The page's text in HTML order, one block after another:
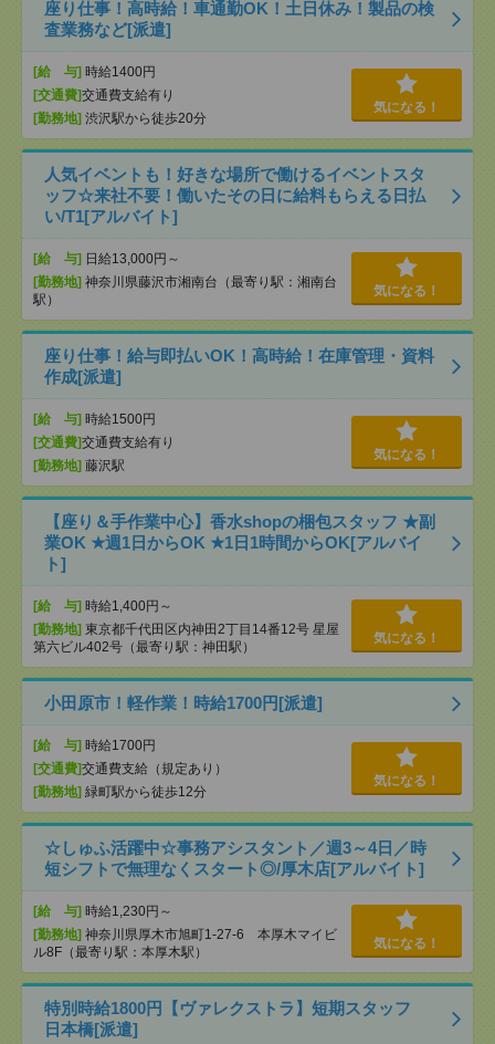
座り仕事！高時給！車通勤OK！土日休み！製品の検
査業務など[派遣]
[給 与] 時給1400円
[交通費]交通費支給有り
[勤務地] 渋沢駅から徒歩20分
気になる！
人気イベントも！好きな場所で働けるイベントスタ
ッフ☆来社不要！働いたその日に給料もらえる日払
い/T1[アルバイト]
[給 与] 日給13,000円～
[勤務地] 神奈川県藤沢市湘南台（最寄り駅：湘南台
駅）
気になる！
座り仕事！給与即払いOK！高時給！在庫管理・資料
作成[派遣]
[給 与] 時給1500円
[交通費]交通費支給有り
[勤務地] 藤沢駅
気になる！
【座り＆手作業中心】香水shopの梱包スタッフ ★副
業OK ★週1日からOK ★1日1時間からOK[アルバイ
ト]
[給 与] 時給1,400円～
[勤務地] 東京都千代田区内神田2丁目14番12号 星屋
第六ビル402号（最寄り駅：神田駅）
気になる！
小田原市！軽作業！時給1700円[派遣]
[給 与] 時給1700円
[交通費]交通費支給（規定あり）
[勤務地] 緑町駅から徒歩12分
気になる！
☆しゅふ活躍中☆事務アシスタント／週3～4日／時
短シフトで無理なくスタート◎/厚木店[アルバイト]
[給 与] 時給1,230円～
[勤務地] 神奈川県厚木市旭町1-27-6 本厚木マイビ
ル8F（最寄り駅：本厚木駅）
気になる！
特別時給1800円【ヴァレクストラ】短期スタッフ
日本橋[派遣]